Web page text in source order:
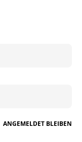
ANGEMELDET BLEIBEN